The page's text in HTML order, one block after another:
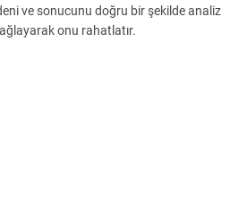
ve sonucunu doğru bir şekilde analiz
onu rahatlatır.